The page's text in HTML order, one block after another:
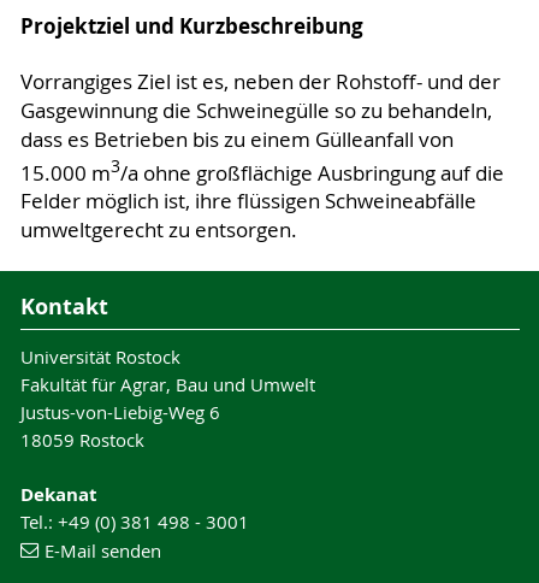
Projektziel und Kurzbeschreibung
Vorrangiges Ziel ist es, neben der Rohstoff- und der
Gasgewinnung die Schweinegülle so zu behandeln,
dass es Betrieben bis zu einem Gülleanfall von
15.000 m3/a ohne großflächige Ausbringung auf die
Felder möglich ist, ihre flüssigen Schweineabfälle
umweltgerecht zu entsorgen.
Kontakt
Universität Rostock
Fakultät für Agrar, Bau und Umwelt
Justus-von-Liebig-Weg 6
18059 Rostock
Dekanat
Tel.: +49 (0) 381 498 - 3001
E-Mail senden